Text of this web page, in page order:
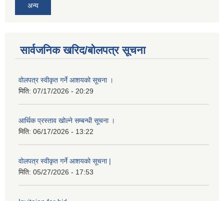
अन्य
सार्वजनिक खरिद/बोलपत्र सूचना
वोलपत्र स्वीकृत गर्ने आशयको सूचना ।
मिति: 07/17/2026 - 20:29
आर्थिक प्रस्ताव खोल्ने सम्बन्धी सूचना ।
मिति: 06/17/2026 - 13:22
वोलपत्र स्वीकृत गर्ने आशयको सूचना |
मिति: 05/27/2026 - 17:53